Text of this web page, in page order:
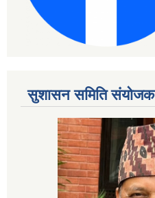
सुशासन समिति संयोजक